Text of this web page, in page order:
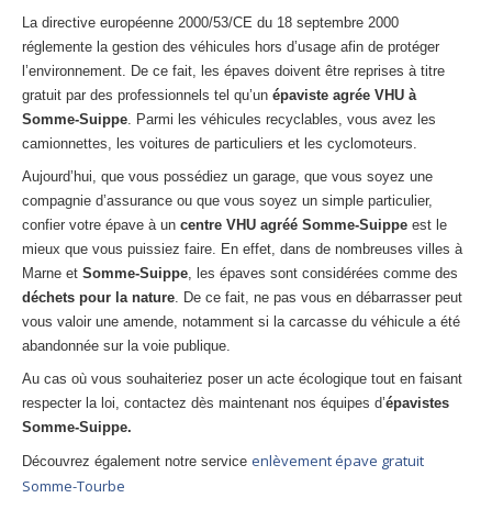
La directive européenne 2000/53/CE du 18 septembre 2000
réglemente la gestion des véhicules hors d’usage afin de protéger
l’environnement. De ce fait, les épaves doivent être reprises à titre
gratuit par des professionnels tel qu’un épaviste agrée VHU à
Somme-Suippe. Parmi les véhicules recyclables, vous avez les
camionnettes, les voitures de particuliers et les cyclomoteurs.
Aujourd’hui, que vous possédiez un garage, que vous soyez une
compagnie d’assurance ou que vous soyez un simple particulier,
confier votre épave à un centre VHU agréé Somme-Suippe est le
mieux que vous puissiez faire. En effet, dans de nombreuses villes à
Marne et Somme-Suippe, les épaves sont considérées comme des
déchets pour la nature. De ce fait, ne pas vous en débarrasser peut
vous valoir une amende, notamment si la carcasse du véhicule a été
abandonnée sur la voie publique.
Au cas où vous souhaiteriez poser un acte écologique tout en faisant
respecter la loi, contactez dès maintenant nos équipes d’épavistes
Somme-Suippe.
Découvrez également notre service enlèvement épave gratuit
Somme-Tourbe